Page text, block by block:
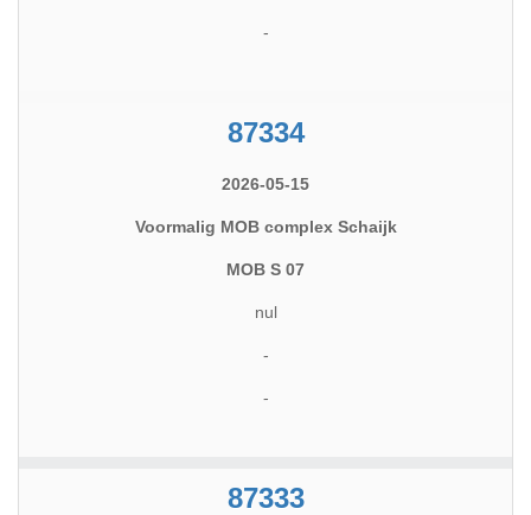
-
87334
2026-05-15
Voormalig MOB complex Schaijk
MOB S 07
nul
-
-
87333